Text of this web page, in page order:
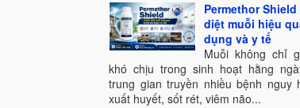
Permethor
diệt muỗi hiệu
dụng và y tế
Muỗi không chỉ
khó chịu trong sinh hoạt hằng
trung gian truyền nhiều bệnh nguy
xuất huyết, sốt rét, viêm não...